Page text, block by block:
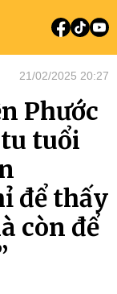
21/02/2025 20:27
Phước
tuổi
để thấy
còn để